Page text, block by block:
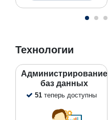
Технологии
Администрирование
баз данных
51 теперь доступны